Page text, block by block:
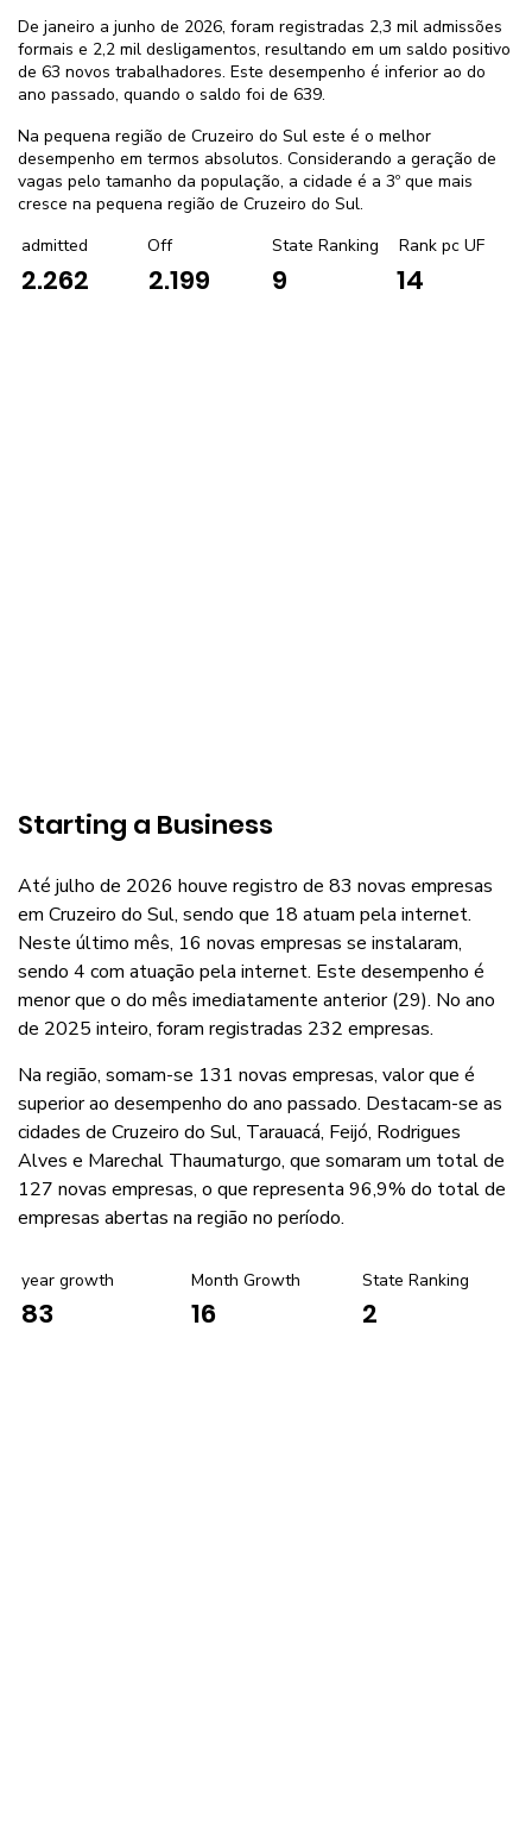
De janeiro a junho de 2026, foram registradas 2,3 mil admissões
formais e 2,2 mil desligamentos, resultando em um saldo positivo
de 63 novos trabalhadores. Este desempenho é inferior ao do
ano passado, quando o saldo foi de 639.
Na pequena região de Cruzeiro do Sul este é o melhor
desempenho em termos absolutos. Considerando a geração de
vagas pelo tamanho da população, a cidade é a 3º que mais
cresce na pequena região de Cruzeiro do Sul.
admitted
2.262
Off
2.199
State Ranking
9
Rank pc UF
14
Starting a Business
Até julho de 2026 houve registro de 83 novas empresas
em Cruzeiro do Sul, sendo que 18 atuam pela internet.
Neste último mês, 16 novas empresas se instalaram,
sendo 4 com atuação pela internet. Este desempenho é
menor que o do mês imediatamente anterior (29). No ano
de 2025 inteiro, foram registradas 232 empresas.
Na região, somam-se 131 novas empresas, valor que é
superior ao desempenho do ano passado. Destacam-se as
cidades de Cruzeiro do Sul, Tarauacá, Feijó, Rodrigues
Alves e Marechal Thaumaturgo, que somaram um total de
127 novas empresas, o que representa 96,9% do total de
empresas abertas na região no período.
year growth
83
Month Growth
16
State Ranking
2